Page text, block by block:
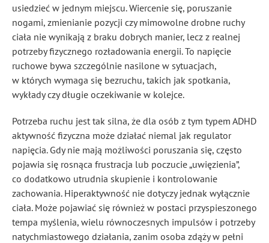
usiedzieć w jednym miejscu. Wiercenie się, poruszanie
nogami, zmienianie pozycji czy mimowolne drobne ruchy
ciała nie wynikają z braku dobrych manier, lecz z realnej
potrzeby fizycznego rozładowania energii. To napięcie
ruchowe bywa szczególnie nasilone w sytuacjach,
w których wymaga się bezruchu, takich jak spotkania,
wykłady czy długie oczekiwanie w kolejce.
Potrzeba ruchu jest tak silna, że dla osób z tym typem ADHD
aktywność fizyczna może działać niemal jak regulator
napięcia. Gdy nie mają możliwości poruszania się, często
pojawia się rosnąca frustracja lub poczucie „uwięzienia”,
co dodatkowo utrudnia skupienie i kontrolowanie
zachowania. Hiperaktywność nie dotyczy jednak wyłącznie
ciała. Może pojawiać się również w postaci przyspieszonego
tempa myślenia, wielu równoczesnych impulsów i potrzeby
natychmiastowego działania, zanim osoba zdąży w pełni